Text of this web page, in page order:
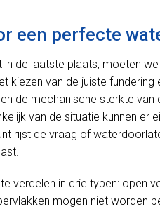
een perfecte
in de laatste plaats, moeten
kiezen van de juiste
de mechanische sterkte
van de situatie kunnen er
rijst de vraag of
verdelen in drie typen: open
mogen niet worden